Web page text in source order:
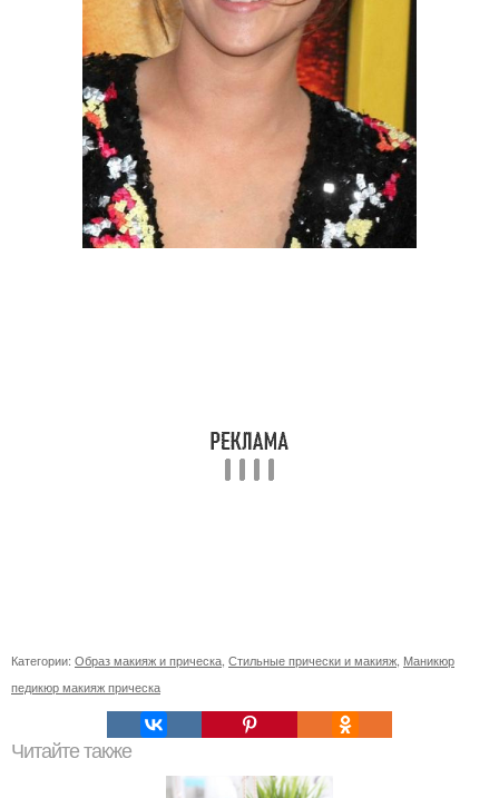
Категории: Образ макияж и прическа Стильные прически и макияж Маникюр
педикюр макияж прическа
Читайте также